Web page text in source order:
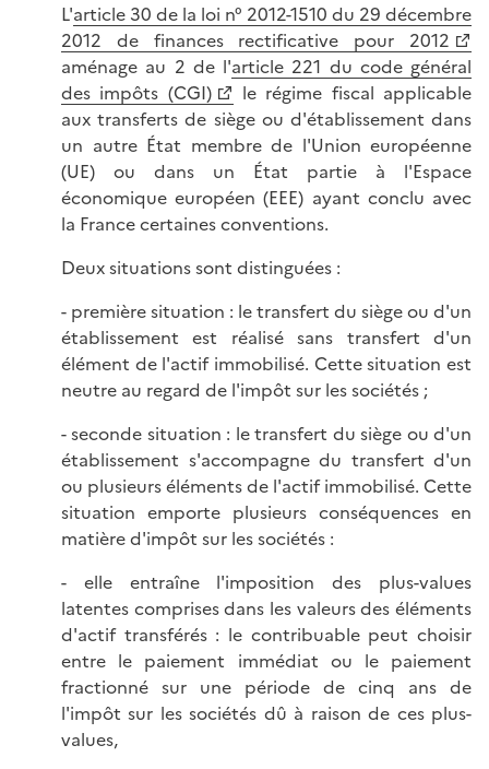
L'article 30 de la loi n° 2012-1510 du 29 décembre
2012 de finances rectificative pour 2012
aménage au 2 de l'article 221 du code général
des impôts (CGI)
le régime fiscal applicable
aux transferts de siège ou d'établissement dans
un autre État membre de l'Union européenne
(UE) ou dans un État partie à l'Espace
économique européen (EEE) ayant conclu avec
la France certaines conventions.
Deux situations sont distinguées :
- première situation : le transfert du siège ou d'un
établissement est réalisé sans transfert d'un
élément de l'actif immobilisé. Cette situation est
neutre au regard de l'impôt sur les sociétés ;
- seconde situation : le transfert du siège ou d'un
établissement s'accompagne du transfert d'un
ou plusieurs éléments de l'actif immobilisé. Cette
situation emporte plusieurs conséquences en
matière d'impôt sur les sociétés :
- elle entraîne l'imposition des plus-values
latentes comprises dans les valeurs des éléments
d'actif transférés : le contribuable peut choisir
entre le paiement immédiat ou le paiement
fractionné sur une période de cinq ans de
l'impôt sur les sociétés dû à raison de ces plus-
values,